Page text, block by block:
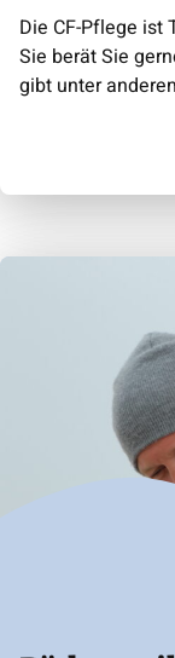
Die CF-Pflege ist
Sie berät Sie
gibt unter